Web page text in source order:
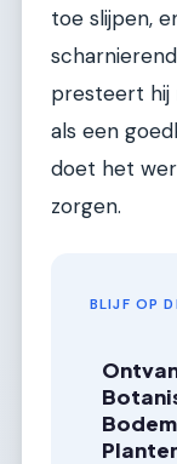
toe slijpen,
presteert hij
als een
doet het
zorgen.
BLIJF OP